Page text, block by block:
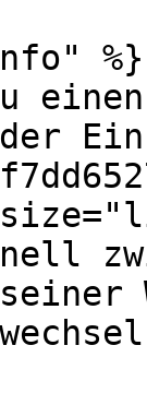
%}